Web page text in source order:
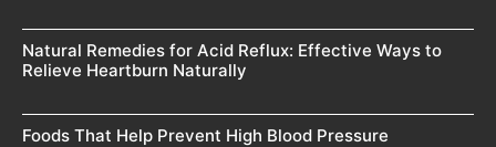
Natural Remedies for Acid Reflux: Effective Ways to
Relieve Heartburn Naturally
Foods That Help Prevent High Blood Pressure